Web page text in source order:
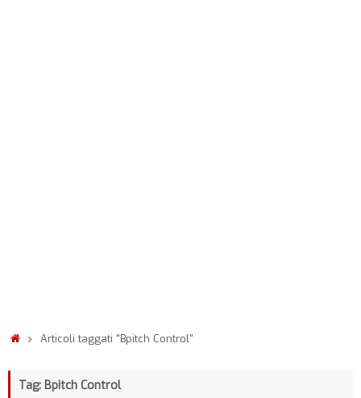
Articoli taggati "Bpitch Control"
Tag: Bpitch Control